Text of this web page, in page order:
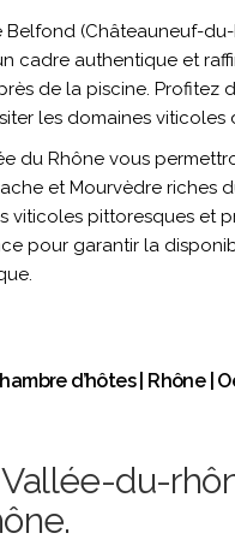
Belfond (Châteauneuf-
cadre authentique et
de la piscine.
les domaines viticoles
du Rhône vous
et Mourvèdre riches
viticoles pittoresques et
pour garantir la
d’hôtes | Rhône |
du-